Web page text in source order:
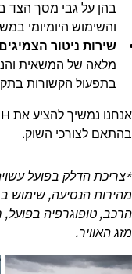
בהן על גבי מסך הצד
והשימוש היומיומי
שירות ניטור הצמיגים
מלאה של המשאית
בתפעול הקשורות
בהתאם לצורכי השוק.
*צריכת הדלק בפועל
מהירות הנסיעה, שימוש
הרכב, טופוגרפיה בפועל,
מזג האוויר.